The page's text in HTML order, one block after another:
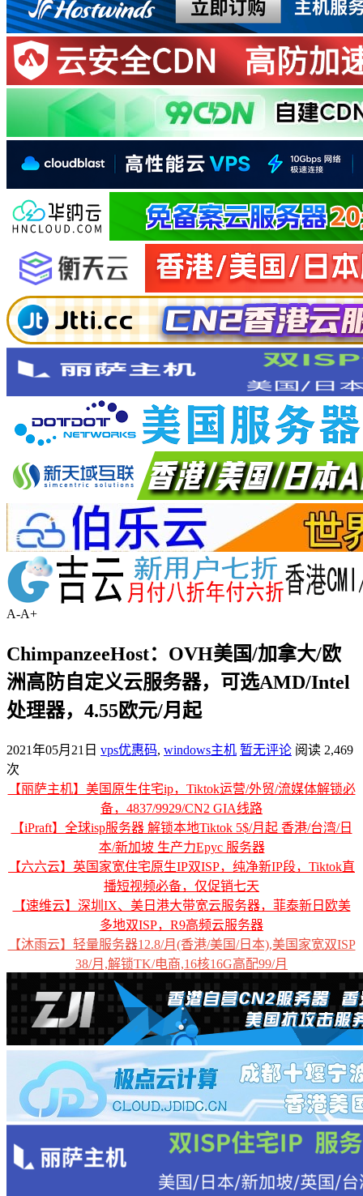
A-A+
ChimpanzeeHost：OVH美国/加拿大/欧
洲高防自定义云服务器，可选AMD/Intel
处理器，4.55欧元/月起
2021年05月21日 vps优惠码, windows主机 暂无评论 阅读 2,469
次
【丽萨主机】美国原生住宅ip，Tiktok运营/外贸/流媒体解锁必
备，4837/9929/CN2 GIA线路
【iPraft】全球isp服务器 解锁本地Tiktok 5$/月起 香港/台湾/日
本/新加坡 生产力Epyc 服务器
【六六云】英国家宽住宅原生IP双ISP，纯净新IP段，Tiktok直
播短视频必备，仅促销七天
【速维云】深圳IX、美日港大带宽云服务器，菲泰新日欧美
多地双ISP，R9高频云服务器
【沐雨云】轻量服务器12.8/月(香港/美国/日本),美国家宽双ISP
38/月,解锁TK/电商,16核16G高配99/月